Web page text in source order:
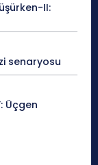
II:
senaryosu
Üçgen